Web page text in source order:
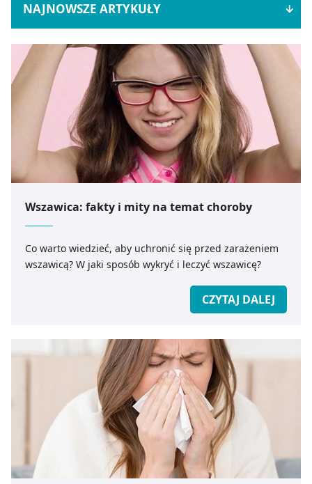
NAJNOWSZE ARTYKUŁY
Wszawica: fakty i mity na temat choroby
Co warto wiedzieć, aby uchronić się przed zarażeniem
wszawicą? W jaki sposób wykryć i leczyć wszawicę?
CZYTAJ DALEJ